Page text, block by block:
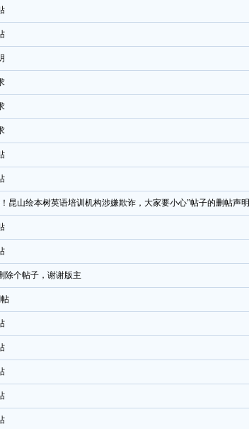
昆山绘本树英语培训机构涉嫌欺诈，大家要小心”帖子的删帖声明
除个帖子，谢谢版主